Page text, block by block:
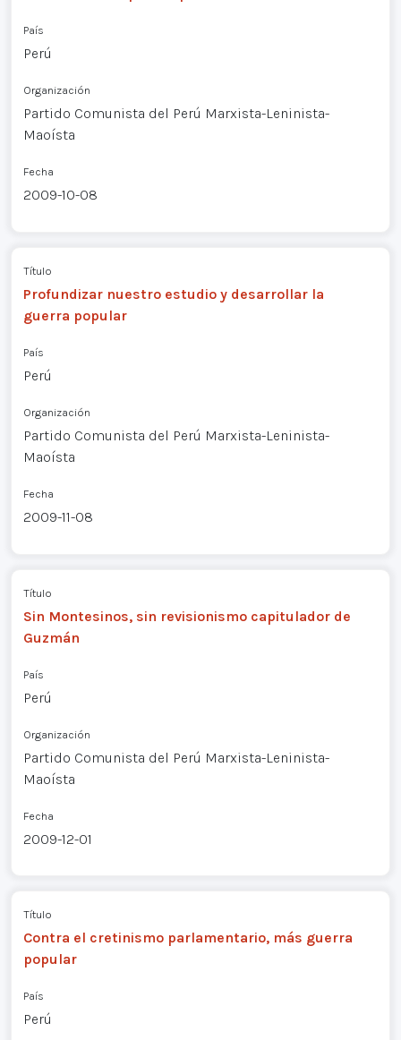
País
Perú
Organización
Partido Comunista del Perú Marxista-Leninista-
Maoísta
Fecha
2009-10-08
Título
Profundizar nuestro estudio y desarrollar la
guerra popular
País
Perú
Organización
Partido Comunista del Perú Marxista-Leninista-
Maoísta
Fecha
2009-11-08
Título
Sin Montesinos, sin revisionismo capitulador de
Guzmán
País
Perú
Organización
Partido Comunista del Perú Marxista-Leninista-
Maoísta
Fecha
2009-12-01
Título
Contra el cretinismo parlamentario, más guerra
popular
País
Perú